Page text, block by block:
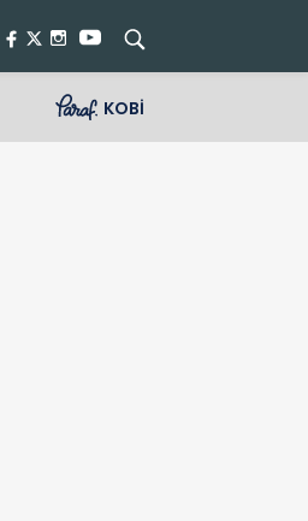
KOBİ